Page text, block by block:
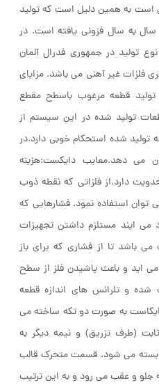
است به همین دلیل است که تولید
به سال فزونی یافته است. در
تولید در جمهوری فدرال آلمان
فلزات غیر آهنی می باشد. مزایای
تولید قطعه مرغوب باسطح مقطع
تولید شده در این سیستم از
تولید شده استحکام خوبی دارد.در
می دهد.معایب دایکست:هزینه
دارد.از فلزاتی که نقطه ذوب
توان استفاده نمود. فشارهایی که
ایند مستلزم داشتن تجهیزات
باشد تا از فشاری که برای باز
اید و باعث پاشیدن فلز از سطح
و تلرانس های اندازه قطعه
به صورت دو تکه ساخته می
(طرف تزریق) و نیمه دیگر به
بسته می شود. قسمت متحرک قالب
و عقب می رود و به این ترتیب